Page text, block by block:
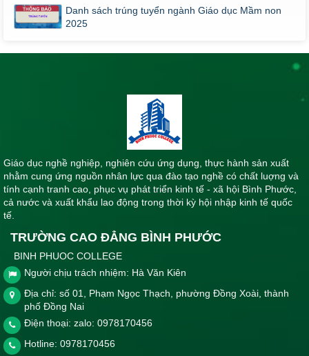
Danh sách trúng tuyển ngành Giáo dục Mầm non
2025
Giáo dục nghề nghiệp, nghiên cứu ứng dụng, thực hành sản xuất
nhằm cung ứng nguồn nhân lực qua đào tạo nghề có chất luợng và
tính cạnh tranh cao, phục vụ phát triển kinh tế - xã hội Bình Phước,
cả nước và xuất khẩu lao động trong thời kỳ hội nhập kinh tế quốc
tế.
TRƯỜNG CAO ĐẲNG BÌNH PHƯỚC
BINH PHUOC COLLEGE
Người chịu trách nhiệm: Hà Văn Kiên
Địa chỉ: số 01, Phạm Ngọc Thạch, phường Đồng Xoài, thành
phố Đồng Nai
Điện thoại: zalo: 0978170456
Hotline: 0978170456